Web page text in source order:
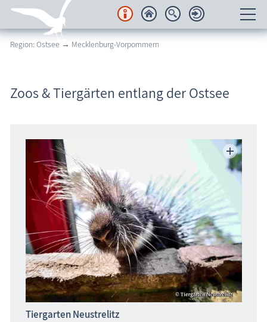
Unterkünfte
Karten
Freizeit
Wissenswertes
Veranstaltungen
Blog
Region: Ostsee → Mecklenburg-Vorpommern
Zoos & Tiergärten entlang der Ostsee
Tiergarten Neustrelitz